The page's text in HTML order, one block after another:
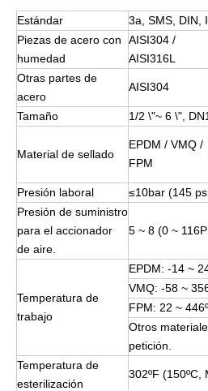
Estándar
3a, SMS, DIN,
Piezas de acero con
humedad
AISI304 /
AISI316L
Otras partes de
acero
AISI304
Tamaño 1/2 \"~ 6 \",
Material de sellado
EPDM / VMQ /
FPM
Presión laboral
≤10bar (145
Presión de suministro
para el accionador
de aire.
5 ~ 8 (0 ~
Temperatura de
trabajo
EPDM: -14 ~
VMQ: -58 ~
FPM: 22 ~
Otros
petición.
Temperatura de
esterilización
302ºF (150ºC,